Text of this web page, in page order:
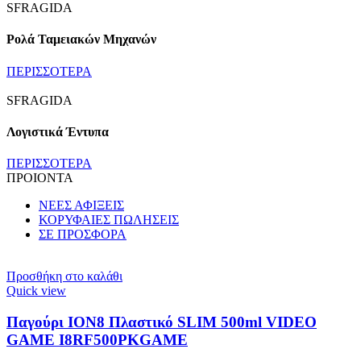
SFRAGIDA
Ρολά Ταμειακών Μηχανών
ΠΕΡΙΣΣΟΤΕΡΑ
SFRAGIDA
Λογιστικά Έντυπα
ΠΕΡΙΣΣΟΤΕΡΑ
ΠΡΟΙΟΝΤΑ
ΝΕΕΣ ΑΦΙΞΕΙΣ
ΚΟΡΥΦΑΙΕΣ ΠΩΛΗΣΕΙΣ
ΣΕ ΠΡΟΣΦΟΡΑ
Προσθήκη στο καλάθι
Quick view
Παγούρι ION8 Πλαστικό SLIM 500ml VIDEO
GAME I8RF500PKGAME